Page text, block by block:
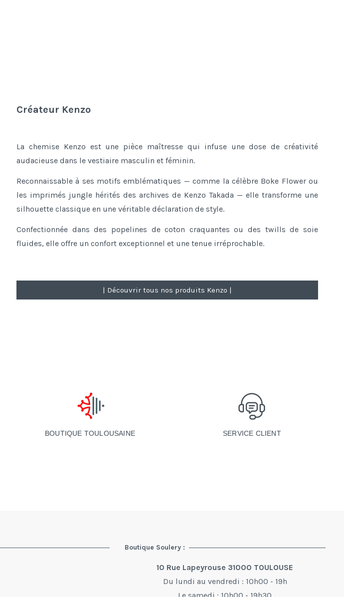
Créateur Kenzo
La chemise Kenzo est une pièce maîtresse qui infuse une dose de créativité
audacieuse dans le vestiaire masculin et féminin.
Reconnaissable à ses motifs emblématiques — comme la célèbre Boke Flower ou
les imprimés jungle hérités des archives de Kenzo Takada — elle transforme une
silhouette classique en une véritable déclaration de style.
Confectionnée dans des popelines de coton craquantes ou des twills de soie
fluides, elle offre un confort exceptionnel et une tenue irréprochable.
| Découvrir tous nos produits Kenzo |
BOUTIQUE TOULOUSAINE SERVICE CLIENT
Boutique Soulery :
10 Rue Lapeyrouse 31000 TOULOUSE
Du lundi au vendredi : 10h00 - 19h
Le samedi : 10h00 - 19h30